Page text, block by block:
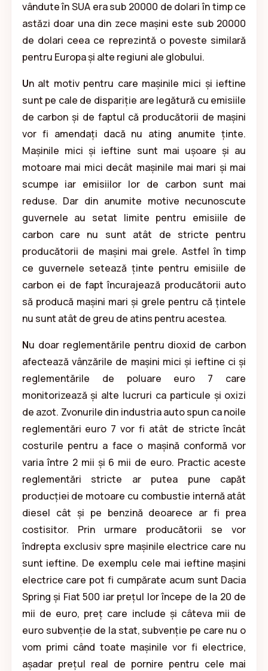
vândute în SUA era sub 20000 de dolari în timp ce
astăzi doar una din zece mașini este sub 20000
de dolari ceea ce reprezintă o poveste similară
pentru Europa și alte regiuni ale globului.
Un alt motiv pentru care mașinile mici și ieftine
sunt pe cale de dispariție are legătură cu emisiile
de carbon și de faptul că producătorii de mașini
vor fi amendați dacă nu ating anumite ținte.
Mașinile mici și ieftine sunt mai ușoare și au
motoare mai mici decât mașinile mai mari și mai
scumpe iar emisiilor lor de carbon sunt mai
reduse. Dar din anumite motive necunoscute
guvernele au setat limite pentru emisiile de
carbon care nu sunt atât de stricte pentru
producătorii de mașini mai grele. Astfel în timp
ce guvernele setează ținte pentru emisiile de
carbon ei de fapt încurajează producătorii auto
să producă mașini mari și grele pentru că țintele
nu sunt atât de greu de atins pentru acestea.
Nu doar reglementările pentru dioxid de carbon
afectează vânzările de mașini mici și ieftine ci și
reglementările de poluare euro 7 care
monitorizează și alte lucruri ca particule și oxizi
de azot. Zvonurile din industria auto spun ca noile
reglementări euro 7 vor fi atât de stricte încât
costurile pentru a face o mașină conformă vor
varia între 2 mii și 6 mii de euro. Practic aceste
reglementări stricte ar putea pune capăt
producției de motoare cu combustie internă atât
diesel cât și pe benzină deoarece ar fi prea
costisitor. Prin urmare producătorii se vor
îndrepta exclusiv spre mașinile electrice care nu
sunt ieftine. De exemplu cele mai ieftine mașini
electrice care pot fi cumpărate acum sunt Dacia
Spring și Fiat 500 iar prețul lor începe de la 20 de
mii de euro, preț care include și câteva mii de
euro subvenție de la stat, subvenție pe care nu o
vom primi când toate mașinile vor fi electrice,
așadar prețul real de pornire pentru cele mai